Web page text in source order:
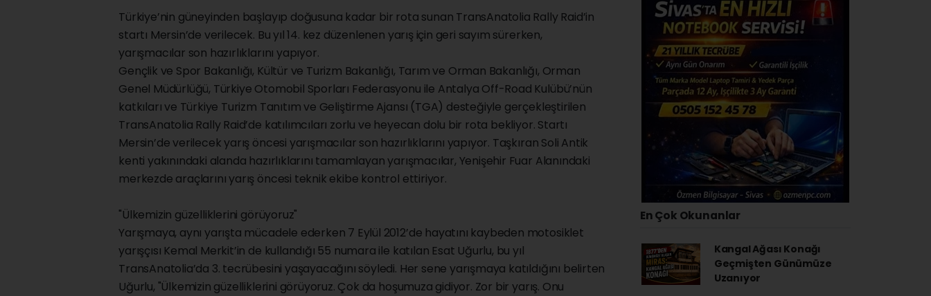
Türkiye’nin güneyinden başlayıp doğusuna kadar bir rota sunan TransAnatolia Rally Raid’in
startı Mersin’de verilecek. Bu yıl 14. kez düzenlenen yarış için geri sayım sürerken,
yarışmacılar son hazırlıklarını yapıyor.
Gençlik ve Spor Bakanlığı, Kültür ve Turizm Bakanlığı, Tarım ve Orman Bakanlığı, Orman
Genel Müdürlüğü, Türkiye Otomobil Sporları Federasyonu ile Antalya Off-Road Kulübü’nün
katkıları ve Türkiye Turizm Tanıtım ve Geliştirme Ajansı (TGA) desteğiyle gerçekleştirilen
TransAnatolia Rally Raid’de katılımcıları zorlu ve heyecan dolu bir rota bekliyor. Startı
Mersin’de verilecek yarış öncesi yarışmacılar son hazırlıklarını yapıyor. Taşkıran Soli Antik
kenti yakınındaki alanda hazırlıklarını tamamlayan yarışmacılar, Yenişehir Fuar Alanındaki
merkezde araçlarını yarış öncesi teknik ekibe kontrol ettiriyor.
"Ülkemizin güzelliklerini görüyoruz"
Yarışmaya, aynı yarışta mücadele ederken 7 Eylül 2012’de hayatını kaybeden motosiklet
yarışçısı Kemal Merkit’in de kullandığı 55 numara ile katılan Esat Uğurlu, bu yıl
TransAnatolia’da 3. tecrübesini yaşayacağını söyledi. Her sene yarışmaya katıldığını belirten
Uğurlu, "Ülkemizin güzelliklerini görüyoruz. Çok da hoşumuza gidiyor. Zor bir yarış. Onu
En Çok Okunanlar
Kangal Ağası Konağı
Geçmişten Günümüze
Uzanıyor